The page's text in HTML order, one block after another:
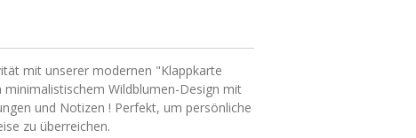
mit unserer modernen "Klappkarte
minimalistischem Wildblumen-Design mit
und Notizen ! Perfekt, um persönliche
zu überreichen.